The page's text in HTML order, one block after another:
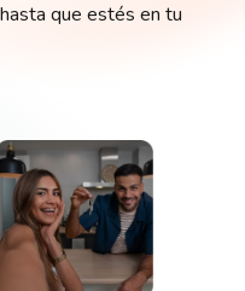
que estés en tu